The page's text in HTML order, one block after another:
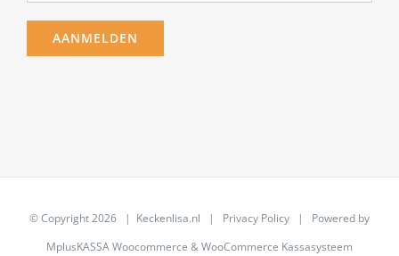
© Copyright2026 | Keckenlisa.nl | Privacy Policy | Powered by
MplusKASSA Woocommerce &WooCommerce Kassasysteem